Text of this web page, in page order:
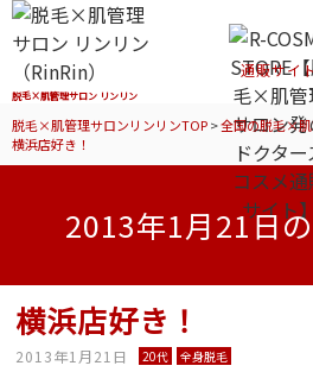
脱毛×肌管理サロン リンリン
通販サイ
脱毛×肌管理サロンリンリンTOP>全国の脱毛×
横浜店好き！
2013年1月21日
横浜店好き！
2013年1月21日 20代 全身脱毛